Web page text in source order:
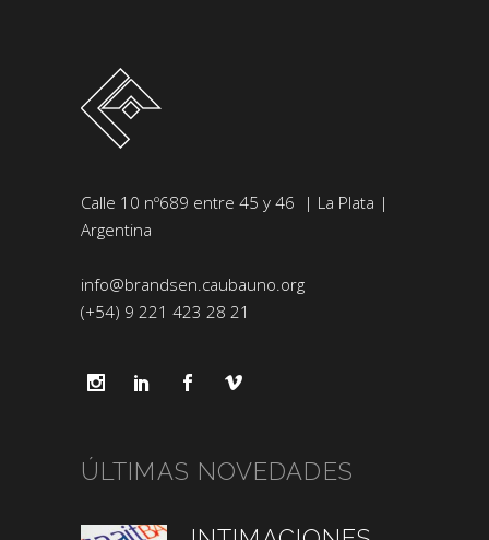
Calle 10 nº689 entre 45 y 46 | La Plata |
Argentina
info@brandsen.caubauno.org
(+54) 9 221 423 28 21
ÚLTIMAS NOVEDADES